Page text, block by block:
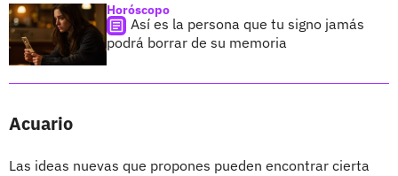
Horóscopo
Así es la persona que tu signo jamás
podrá borrar de su memoria
Acuario
Las ideas nuevas que propones pueden encontrar cierta